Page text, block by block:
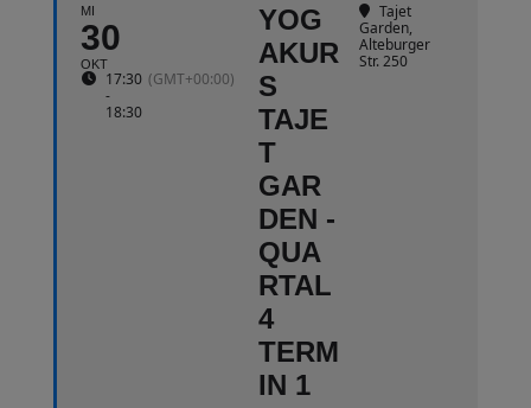
MI
30
OKT
17:30
-
18:30
(GMT+00:00)
YOG
AKUR
S
TAJE
T
GAR
DEN -
QUA
RTAL
4
TERM
IN 1
Tajet
Garden,
Alteburger
Str. 250